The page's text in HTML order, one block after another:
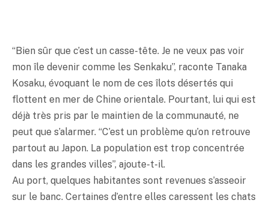
“Bien sûr que c’est un casse-tête. Je ne veux pas voir
mon île devenir comme les Senkaku”, raconte Tanaka
Kosaku, évoquant le nom de ces îlots désertés qui
flottent en mer de Chine orientale. Pourtant, lui qui est
déjà très pris par le maintien de la communauté, ne
peut que s’alarmer. “C’est un problème qu’on retrouve
partout au Japon. La population est trop concentrée
dans les grandes villes”, ajoute-t-il.
Au port, quelques habitantes sont revenues s’asseoir
sur le banc. Certaines d’entre elles caressent les chats